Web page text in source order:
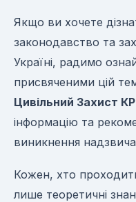
Якщо ви хочете
законодавство та
Україні, радимо
присвяченими цій
Цивільний Захист КР
інформацію та
виникнення
Кожен, хто
лише теоретичні